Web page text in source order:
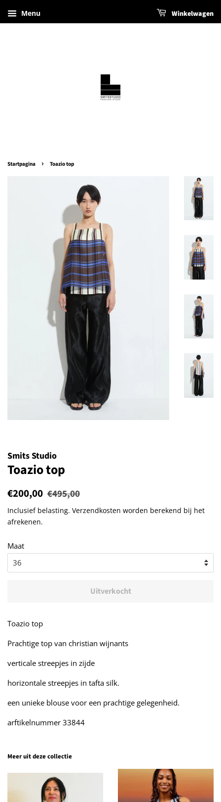
Menu Winkelwagen
Startpagina › Toazio top
Smits Studio
Toazio top
Normale
€200,00 Aanbiedingsprijs
€495,00
Inclusief belasting. Verzendkosten worden berekend bij het
afrekenen.
Maat
Uitverkocht
Toazio top
Prachtige top van christian wijnants
verticale streepjes in zijde
horizontale streepjes in tafta silk.
een unieke blouse voor een prachtige gelegenheid.
arftikelnummer 33844
Meer uit deze collectie